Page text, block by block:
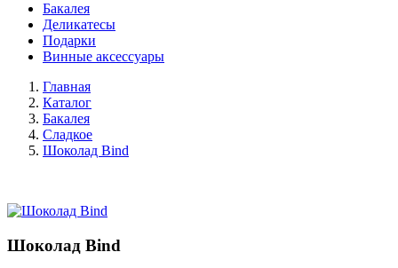
Бакалея
Деликатесы
Подарки
Винные аксессуары
Главная
Каталог
Бакалея
Сладкое
Шоколад Bind
Шоколад Bind